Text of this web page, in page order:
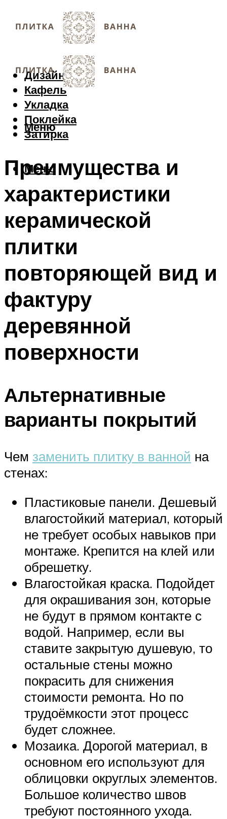
Дизайн
Кафель
Укладка
Поклейка
Затирка
Меню
Меню
Преимущества и
характеристики
керамической
плитки
повторяющей вид и
фактуру
деревянной
поверхности
Альтернативные
варианты покрытий
Чем заменить плитку в ванной на
стенах:
Пластиковые панели. Дешевый
влагостойкий материал, который
не требует особых навыков при
монтаже. Крепится на клей или
обрешетку.
Влагостойкая краска. Подойдет
для окрашивания зон, которые
не будут в прямом контакте с
водой. Например, если вы
ставите закрытую душевую, то
остальные стены можно
покрасить для снижения
стоимости ремонта. Но по
трудоёмкости этот процесс
будет сложнее.
Мозаика. Дорогой материал, в
основном его используют для
облицовки округлых элементов.
Большое количество швов
требуют постоянного ухода.